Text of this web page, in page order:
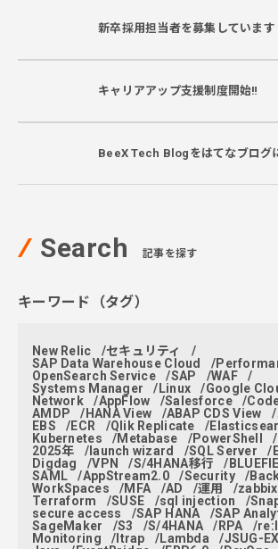
新卒採用担当者を募集しています
キャリアアップ支援制度開始‼
BeeX Tech Blogをはてなブログ
Search 記事を探す
キーワード（タグ）
New Relic
セキュリティ
SAP Data Warehouse Cloud
OpenSearch Service
SAP
WAF
Systems Manager
Linux
Google
Network
AppFlow Salesforce
AMDP
HANA View ABAP CDS View
EBS
ECR Qlik Replicate
Kubernetes
Metabase PowerShell
2025年
launch wizard SQL Server
Digdag
VPN S/4HANA移行
SAML
AppStream2.0 Security
WorkSpaces
MFA AD 運用
zabbix
Terraform
SUSE sql injection
secure access
SAP HANA
SAP
SageMaker
S3 S/4HANA RPA
Monitoring
ltrap Lambda
JSUG-